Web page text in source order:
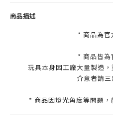
商品描述
* 商品為官
* 商品皆為
玩具本身因工廠大量製造
介意者請三
* 商品因燈光角度等問題